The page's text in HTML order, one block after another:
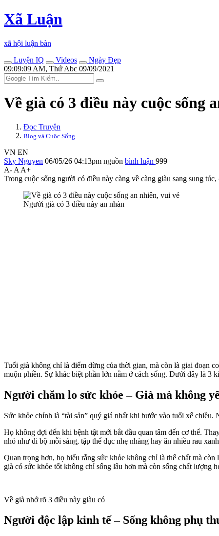
Xã Luận
xã hội luận bàn
Luyện IQ
Videos
Ngày Đẹp
09:09:09 AM, Thứ Abc 09/09/2021
Về già có 3 điều này cuộc sống
Đọc Truyện
Blog và Cuộc Sống
VN EN
Sky Nguyen 06/05/26 04:13pm nguồn bình luận 999
A- A A+
Trong cuộc sống người có điều này càng về càng giàu sang sung
Người già có 3 điều này an nhàn
Tuổi già không chỉ là điểm dừng của thời gian, mà còn là giai đoạn
muộn phiền. Sự khác biệt phần lớn nằm ở cách sống. Dưới đây là 3
Người chăm lo sức khỏe – Già mà không
Sức khỏe chính là “tài sản” quý giá nhất khi bước vào tuổi xế
Họ không đợi đến khi bệnh tật mới bắt đầu quan tâm đến c‌ơ th‌ể.
nhỏ như đi bộ mỗi sáng, tập thể dục nhẹ nhàng hay ăn nhiều rau
Quan trọng hơn, họ hiểu rằng sức khỏe không chỉ là thể chất mà
già có sức khỏe tốt không chỉ sống lâu hơn mà còn sống chất lượng
Về già nhớ rõ 3 điều này giàu có
Người độc lập kinh tế – Sống không phụ